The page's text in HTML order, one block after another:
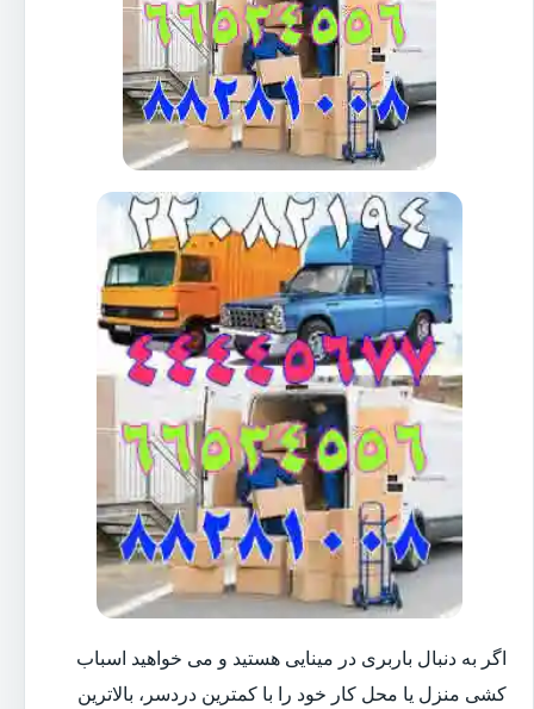
اگر به دنبال باربری در مینایی هستید و می خواهید اسباب
کشی منزل یا محل کار خود را با کمترین دردسر، بالاترین